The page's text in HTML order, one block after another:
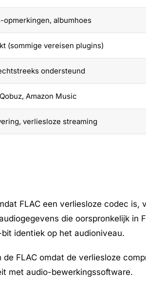
opmerkingen, albumhoes
(sommige vereisen plugins)
ondersteund
Amazon Music
verliesloze streaming
FLAC een verliesloze codec
die oorspronkelijk in
identiek op het audioniveau.
de FLAC omdat de verliesloze
met audio-bewerkingssoftware.